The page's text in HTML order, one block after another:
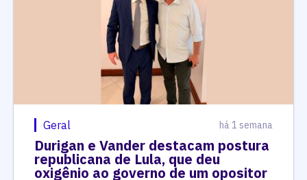
Geral há 1 semana
Durigan e Vander destacam postura
republicana de Lula, que deu
oxigênio ao governo de um opositor